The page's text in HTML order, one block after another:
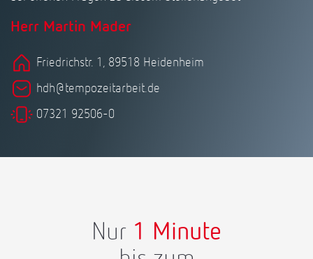
Herr Martin Mader
Friedrichstr. 1, 89518 Heidenheim
hdh@tempozeitarbeit.de
07321 92506-0
Nur 1 Minute